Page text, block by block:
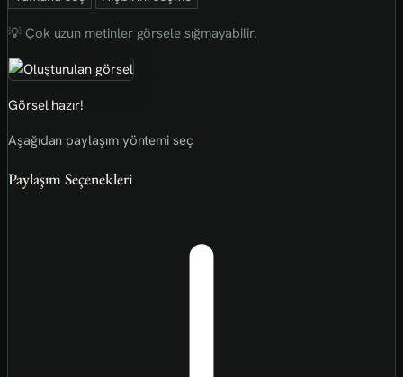
💡 Çok uzun metinler görsele sığmayabilir.
Görsel hazır!
Aşağıdan paylaşım yöntemi seç
Paylaşım Seçenekleri